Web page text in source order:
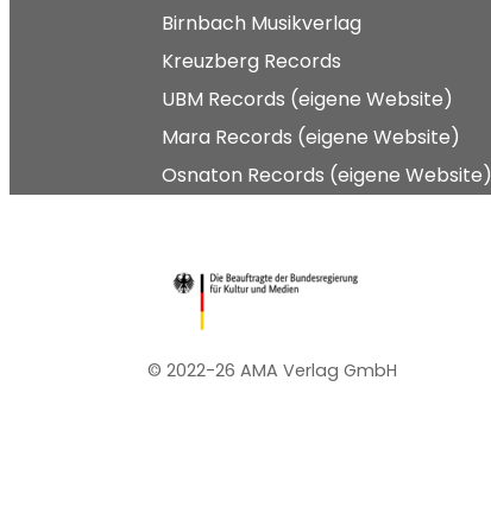
Birnbach Musikverlag
Kreuzberg Records
UBM Records (eigene Website)
Mara Records (eigene Website)
Osnaton Records (eigene Website)
© 2022-26 AMA Verlag GmbH​